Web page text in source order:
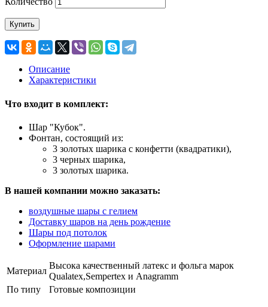
Купить
Описание
Характеристики
Что входит в комплект:
Шар "Кубок".
Фонтан, состоящий из:
3 золотых шарика с конфетти (квадратики),
3 черных шарика,
3 золотых шарика.
В нашей компании можно заказать:
воздушные шары с гелием
Доставку шаров на день рождение
Шары под потолок
Оформление шарами
Материал
Высока качественный латекс и фольга марок
Qualatex,Sempertex и Anagramm
По типу
Готовые композиции